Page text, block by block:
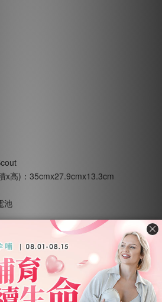
x高)：35cmx27.9cmx13.3cm
池